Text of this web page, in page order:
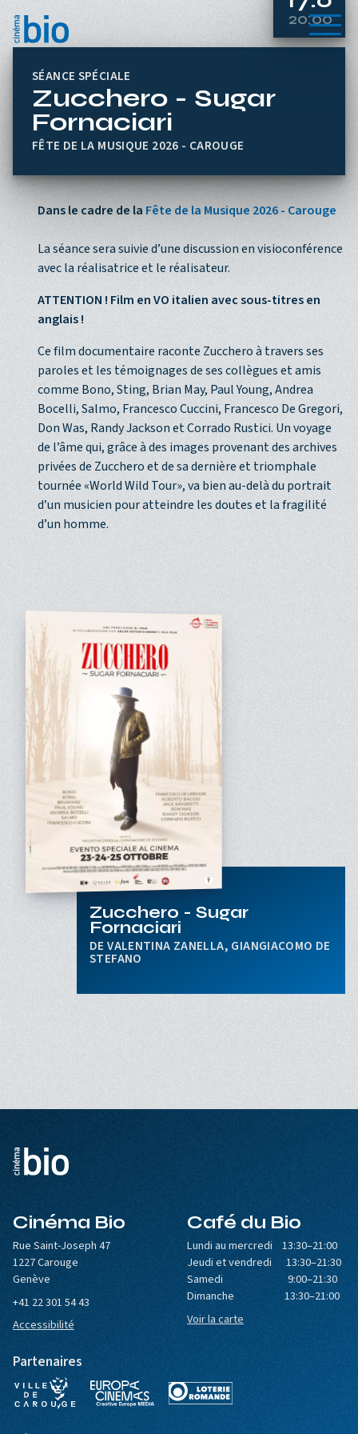
20:00
SÉANCE SPÉCIALE
Zucchero - Sugar
Fornaciari
FÊTE DE LA MUSIQUE 2026 - CAROUGE
Dans le cadre de la Fête de la Musique 2026 - Carouge
La séance sera suivie d’une discussion en visioconférence
avec la réalisatrice et le réalisateur.
ATTENTION ! Film en VO italien avec sous-titres en
anglais !
Ce film documentaire raconte Zucchero à travers ses
paroles et les témoignages de ses collègues et amis
comme Bono, Sting, Brian May, Paul Young, Andrea
Bocelli, Salmo, Francesco Cuccini, Francesco De Gregori,
Don Was, Randy Jackson et Corrado Rustici. Un voyage
de l’âme qui, grâce à des images provenant des archives
privées de Zucchero et de sa dernière et triomphale
tournée «World Wild Tour», va bien au-delà du portrait
d’un musicien pour atteindre les doutes et la fragilité
d’un homme.
Zucchero - Sugar
Fornaciari
VALENTINA ZANELLA, GIANGIACOMO DE
STEFANO
Cinéma Bio
Rue Saint-Joseph 47
1227 Carouge
Genève
+41 22 301 54 43
Accessibilité
Café du Bio
Lundi au mercredi 13:30–21:00
Jeudi et vendredi 13:30–21:30
Samedi 9:00–21:30
Dimanche 13:30–21:00
Voir la carte
Partenaires